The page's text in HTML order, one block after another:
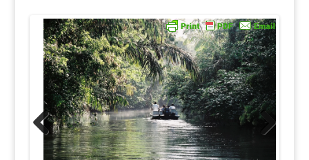
Previous